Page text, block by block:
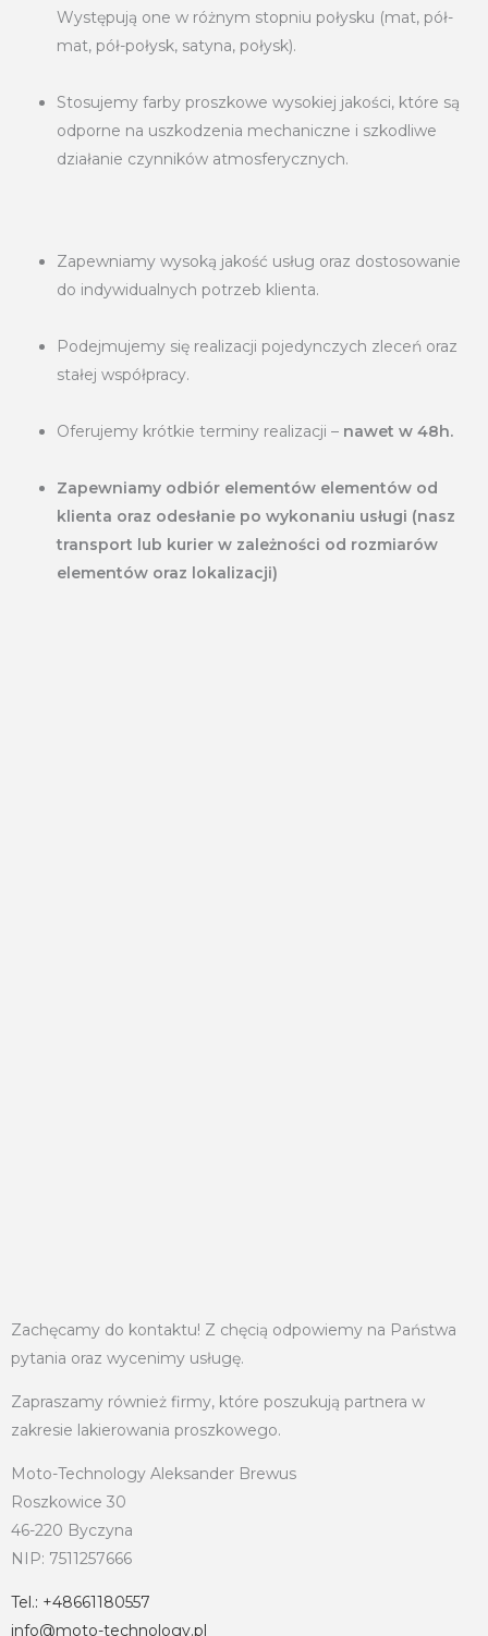
Występują one w różnym stopniu połysku (mat, pół-
mat, pół-połysk, satyna, połysk).
Stosujemy farby proszkowe wysokiej jakości, które są
odporne na uszkodzenia mechaniczne i szkodliwe
działanie czynników atmosferycznych.
Zapewniamy wysoką jakość usług oraz dostosowanie
do indywidualnych potrzeb klienta.
Podejmujemy się realizacji pojedynczych zleceń oraz
stałej współpracy.
Oferujemy krótkie terminy realizacji – nawet w 48h.
Zapewniamy odbiór elementów elementów od
klienta oraz odesłanie po wykonaniu usługi (nasz
transport lub kurier w zależności od rozmiarów
elementów oraz lokalizacji)
Zachęcamy do kontaktu! Z chęcią odpowiemy na Państwa
pytania oraz wycenimy usługę.
Zapraszamy również firmy, które poszukują partnera w
zakresie lakierowania proszkowego.
Moto-Technology Aleksander Brewus
Roszkowice 30
46-220 Byczyna
NIP: 7511257666
Tel.: +48661180557
info@moto-technology.pl